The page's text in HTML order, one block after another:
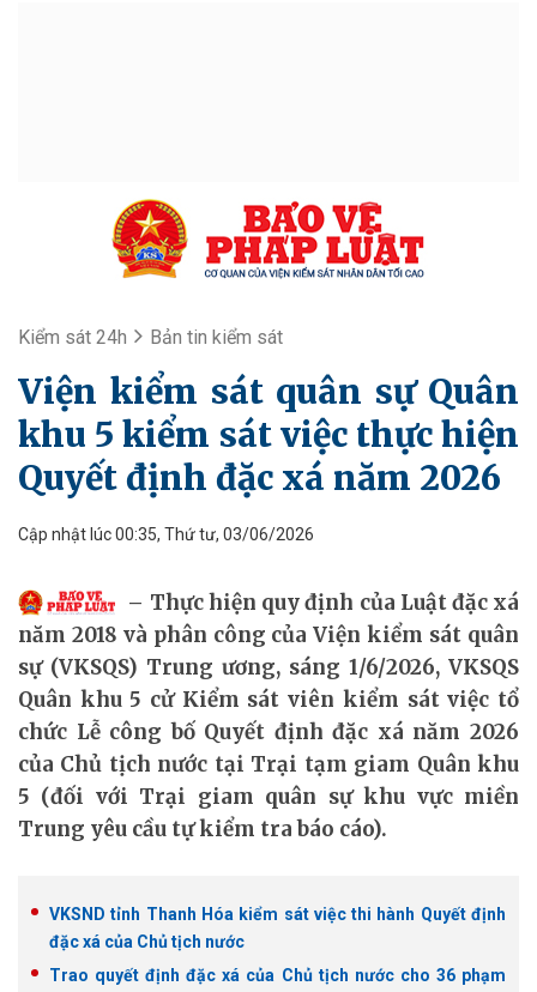
Kiểm sát 24h Bản tin kiểm sát
Viện kiểm sát quân sự Quân
khu 5 kiểm sát việc thực hiện
Quyết định đặc xá năm 2026
Cập nhật lúc 00:35, Thứ tư, 03/06/2026
Thực hiện quy định của Luật đặc xá
năm 2018 và phân công của Viện kiểm sát quân
sự (VKSQS) Trung ương, sáng 1/6/2026, VKSQS
Quân khu 5 cử Kiểm sát viên kiểm sát việc tổ
chức Lễ công bố Quyết định đặc xá năm 2026
của Chủ tịch nước tại Trại tạm giam Quân khu
5 (đối với Trại giam quân sự khu vực miền
Trung yêu cầu tự kiểm tra báo cáo).
VKSND tỉnh Thanh Hóa kiểm sát việc thi hành Quyết định
đặc xá của Chủ tịch nước
Trao quyết định đặc xá của Chủ tịch nước cho 36 phạm